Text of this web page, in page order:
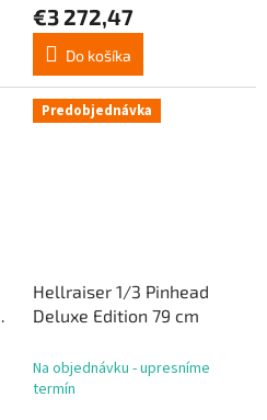
€3 272,47
Do košíka
Predobjednávka
Hellraiser 1/3 Pinhead
Deluxe Edition 79 cm
Na objednávku - upresníme
termín